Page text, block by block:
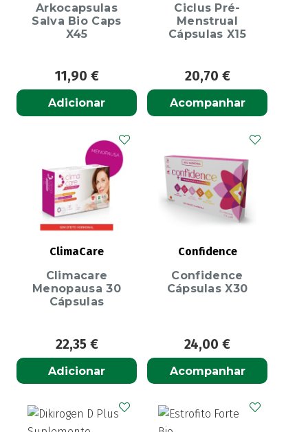
Arkocapsulas
Salva Bio Caps
X45
11,90 €
Adicionar
Ciclus Pré-
Menstrual
Cápsulas X15
20,70 €
Acompanhar
ClimaCare
Climacare
Menopausa 30
Cápsulas
22,35 €
Adicionar
Confidence
Confidence
Cápsulas X30
24,00 €
Acompanhar